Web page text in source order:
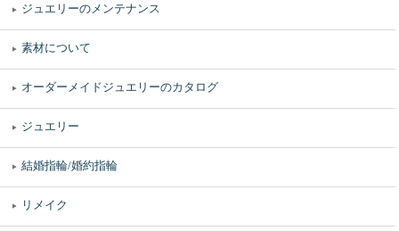
ジュエリーのメンテナンス
素材について
オーダーメイドジュエリーのカタログ
ジュエリー
結婚指輪/婚約指輪
リメイク